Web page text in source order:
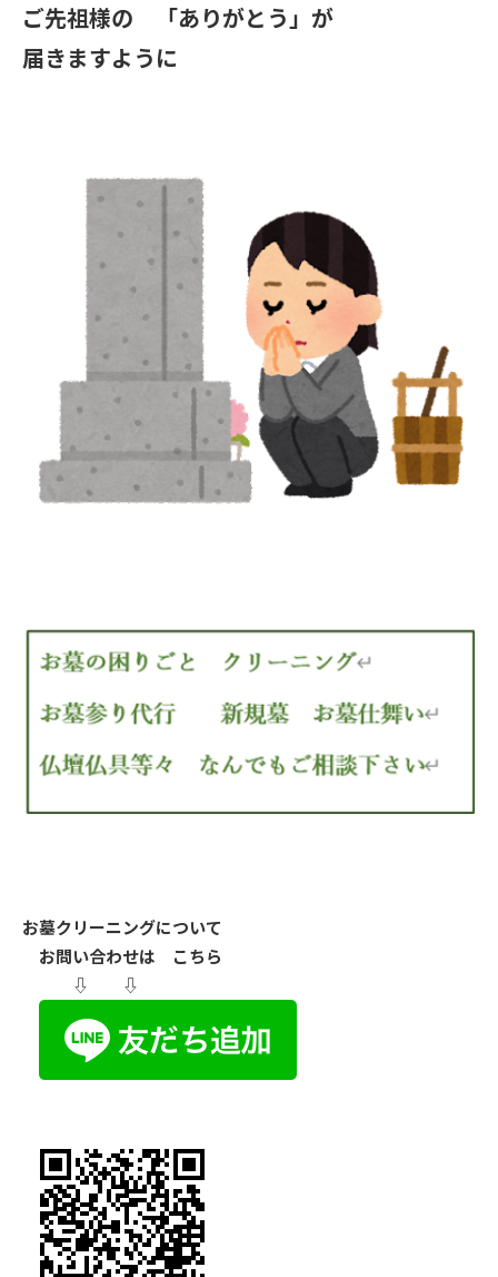
ご先祖様の 「ありがとう」が
届きますように
お墓クリーニングについて
お問い合わせは こちら
⇩ ⇩